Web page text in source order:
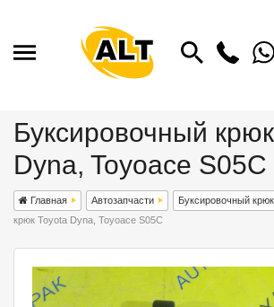
Буксировочный
Dyna, Toyoace S05C
Главная Автозапчасти Буксировочный крюк
крюк Toyota Dyna, Toyoace S05C